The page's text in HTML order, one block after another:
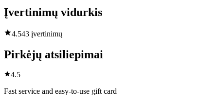
Įvertinimų vidurkis
4.543 įvertinimų
Pirkėjų atsiliepimai
4.5
Fast service and easy-to-use gift card